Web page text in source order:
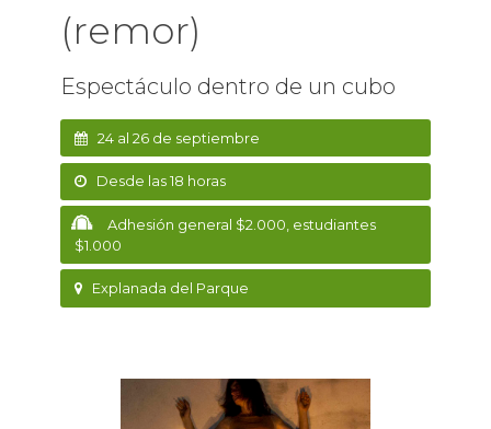
(remor)
Espectáculo dentro de un cubo
24 al 26 de septiembre
Desde las 18 horas
Adhesión general $2.000, estudiantes
$1.000
Explanada del Parque